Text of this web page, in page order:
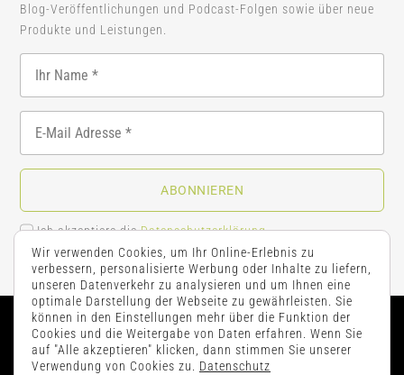
Blog-Veröffentlichungen und Podcast-Folgen sowie über neue
Produkte und Leistungen.
ABONNIEREN
Ich akzeptiere dieDatenschutzerklärung.
Kontakt|AGB’s|Impressum|Datenschutz
Wir verwenden Cookies, um Ihr Online-Erlebnis zu
verbessern, personalisierte Werbung oder Inhalte zu liefern,
unseren Datenverkehr zu analysieren und um Ihnen eine
optimale Darstellung der Webseite zu gewährleisten. Sie
können in den Einstellungen mehr über die Funktion der
Cookies und die Weitergabe von Daten erfahren. Wenn Sie
auf "Alle akzeptieren" klicken, dann stimmen Sie unserer
Verwendung von Cookies zu. Datenschutz